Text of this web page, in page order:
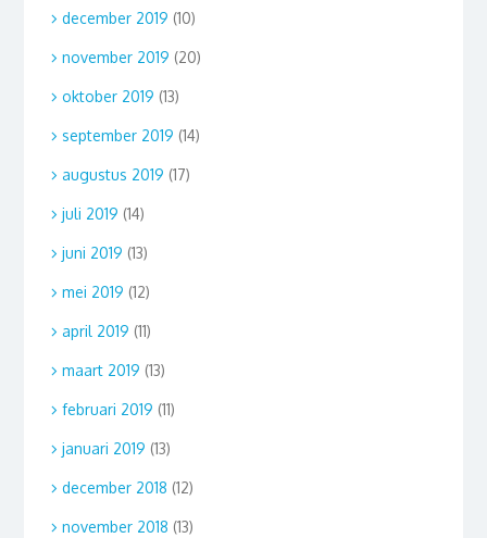
december 2019 (10)
november 2019 (20)
oktober 2019 (13)
september 2019 (14)
augustus 2019 (17)
juli 2019 (14)
juni 2019 (13)
mei 2019 (12)
april 2019 (11)
maart 2019 (13)
februari 2019 (11)
januari 2019 (13)
december 2018 (12)
november 2018 (13)